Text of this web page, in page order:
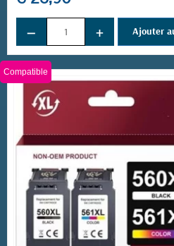
(2 avis)
− + Ajouter
Compatible